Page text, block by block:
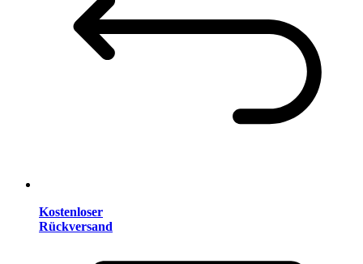
Kostenloser
Rückversand